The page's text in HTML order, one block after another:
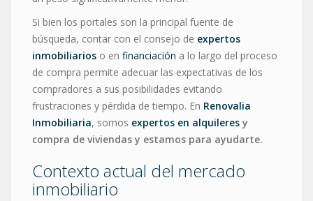
Si bien los portales son la principal fuente de
búsqueda, contar con el consejo de expertos
inmobiliarios o en financiación a lo largo del proceso
de compra permite adecuar las expectativas de los
compradores a sus posibilidades evitando
frustraciones y pérdida de tiempo. En Renovalia
Inmobiliaria, somos expertos en alquileres y
compra de viviendas y estamos para ayudarte.
Contexto actual del mercado
inmobiliario